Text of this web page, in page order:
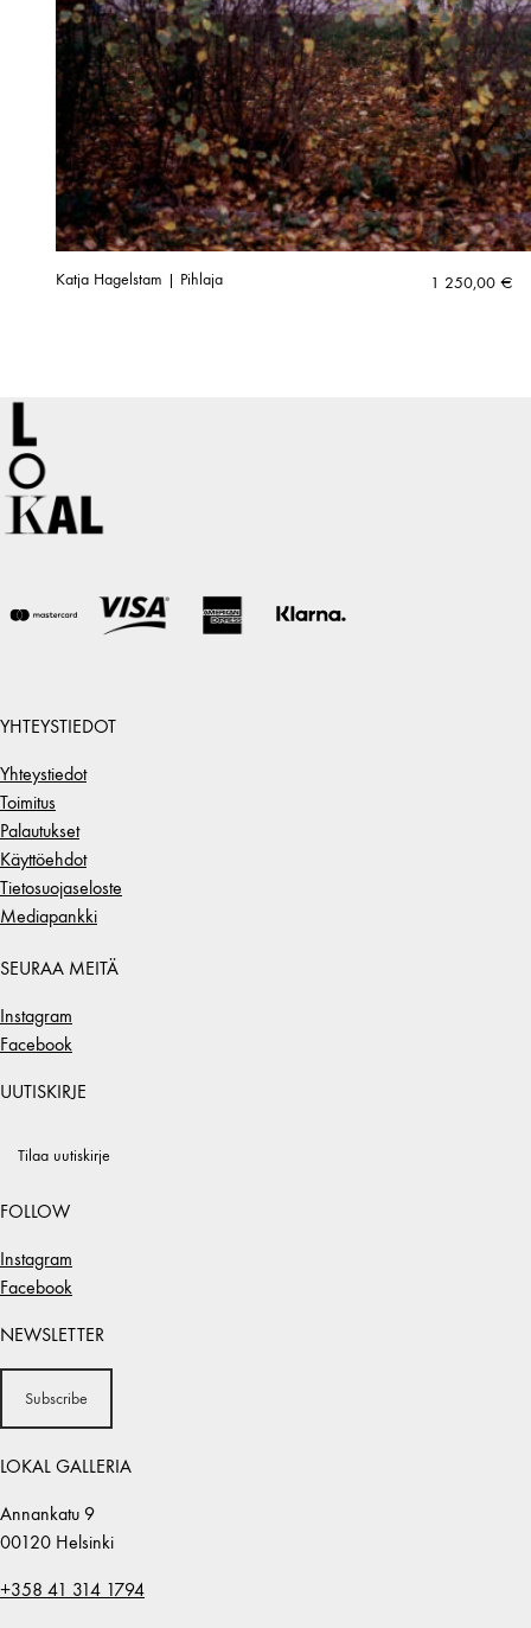
Katja Hagelstam | Pihlaja 1 250,00 €
YHTEYSTIEDOT
Yhteystiedot
Toimitus
Palautukset
Käyttöehdot
Tietosuojaseloste
Mediapankki
SEURAA MEITÄ
Instagram
Facebook
UUTISKIRJE
Tilaa uutiskirje
FOLLOW
Instagram
Facebook
NEWSLETTER
Subscribe
LOKAL GALLERIA
Annankatu 9
00120 Helsinki
+358 41 314 1794